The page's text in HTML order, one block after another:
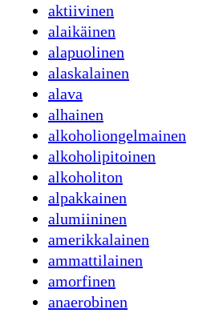
aktiivinen
alaikäinen
alapuolinen
alaskalainen
alava
alhainen
alkoholiongelmainen
alkoholipitoinen
alkoholiton
alpakkainen
alumiininen
amerikkalainen
ammattilainen
amorfinen
anaerobinen